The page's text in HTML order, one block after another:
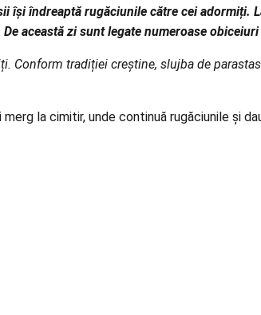
își îndreaptă rugăciunile către cei
această zi sunt legate numeroase
Conform tradiției creștine, slujba de
la cimitir, unde continuă rugăciunile și